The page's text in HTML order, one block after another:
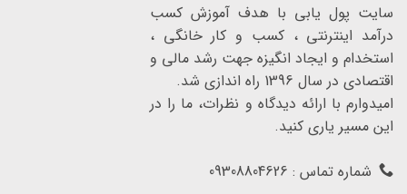
سایت پول یابی با هدف آموزش کسب
درآمد اینترنتی ، کسب و کار خانگی ،
استخدام و ایجاد انگیزه جهت رشد مالی و
اقتصادی در سال 1396 راه اندازی شد.
امیدوارم با ارائه دیدگاه و نظرات، ما را در
این مسیر یاری کنید.
شماره تماس : 09308804626